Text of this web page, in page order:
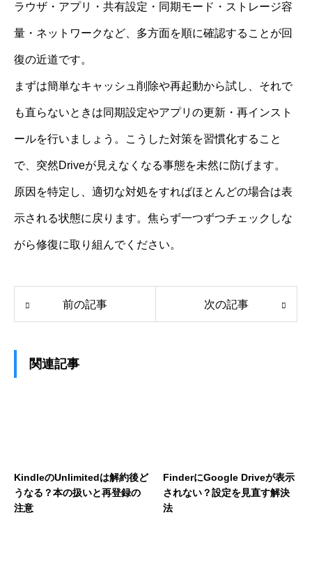
ラウザ・アプリ・共有設定・同期モード・ストレージ容
量・ネットワークなど、多方面を順に確認することが回
復の近道です。
まずは簡単なキャッシュ削除や再起動から試し、それで
も直らないときは同期設定やアプリの更新・再インスト
ールを行いましょう。こうした対策を習慣化すること
で、突然Driveが見えなくなる事態を未然に防げます。
原因を特定し、適切な対処をすればほとんどの場合は表
示される状態に戻ります。焦らず一つずつチェックしな
がら修復に取り組んでください。
前の記事 次の記事
関連記事
KindleのUnlimitedは解約後ど
うなる？本の扱いと再登録の
注意
FinderにGoogle Driveが表示
されない？設定を見直す解決
法